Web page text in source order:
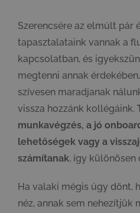
Szerencsére az elmúlt pár
tapasztalataink vannak a
kapcsolatban, és
megtenni annak
szívesen maradjanak
vissza hozzánk kollégáink.
munkavégzés, a jó
lehetőségek vagy a
számítanak, így különösen
Ha valaki mégis úgy dönt,
néz, annak sem nehezítjük